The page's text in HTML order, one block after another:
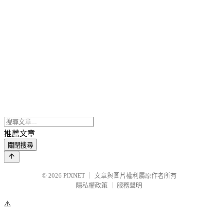
推薦文章
關閉搜尋
© 2026 PIXNET
文章與圖片權利屬原作者所有
隱私權政策
服務聲明
⚠️